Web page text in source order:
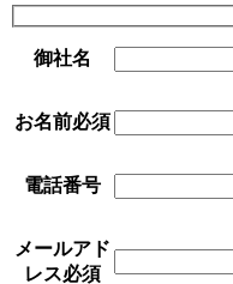
御社名
お名前必須
電話番号
メールアド
レス必須